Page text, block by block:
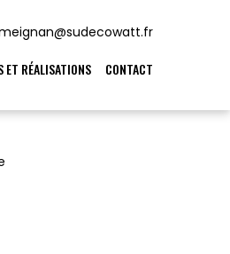
ET RÉALISATIONS CONTACT